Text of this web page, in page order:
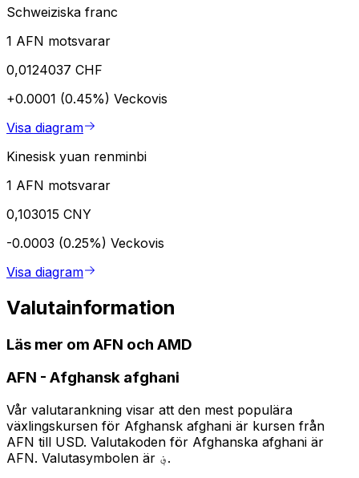
Schweiziska franc
1 AFN motsvarar
0,0124037 CHF
+0.0001 (0.45%) Veckovis
Visa diagram
Kinesisk yuan renminbi
1 AFN motsvarar
0,103015 CNY
-0.0003 (0.25%) Veckovis
Visa diagram
Valutainformation
Läs mer om AFN och AMD
AFN - Afghansk afghani
Vår valutarankning visar att den mest populära
växlingskursen för Afghansk afghani är kursen från
AFN till USD. Valutakoden för Afghanska afghani är
AFN. Valutasymbolen är ؋.